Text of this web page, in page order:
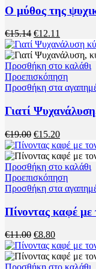
Ο μύθος της
€15.14 Original
price
was:
€15.14.
€12.11
τρέχουσα
τιμή
είναι:
€12.11.
Προσθήκη στο καλάθι
Προεπισκόπηση
Προσθήκη στα
Γιατί
€19.00 Original
price
was:
€19.00.
€15.20Η
τρέχουσα
τιμή
είναι:
€15.20.
Προσθήκη στο καλάθι
Προεπισκόπηση
Προσθήκη στα
Πίνοντας καφέ
€11.00 Original
price
was:
€11.00.
€8.80Η
τρέχουσα
τιμή
είναι: